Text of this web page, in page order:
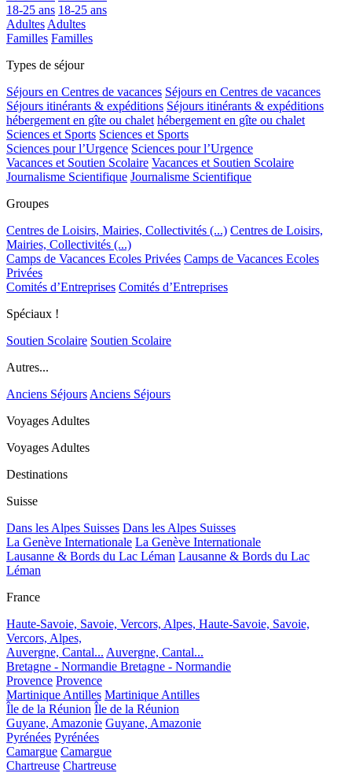
18-25 ans 18-25 ans
AdultesAdultes
Familles Familles
Types de séjour
Séjours en Centres de vacances Séjours en Centres de vacances
Séjours itinérants & expéditions Séjours itinérants & expéditions
hébergement en gîte ou chalet hébergement en gîte ou chalet
Sciences et Sports Sciences et Sports
Sciences pour l’Urgence Sciences pour l’Urgence
Vacances et Soutien Scolaire Vacances et Soutien Scolaire
Journalisme Scientifique Journalisme Scientifique
Groupes
Centres de Loisirs, Mairies, Collectivités (...) Centres de Loisirs,
Mairies, Collectivités (...)
Camps de Vacances Ecoles Privées Camps de Vacances Ecoles
Privées
Comités d’Entreprises Comités d’Entreprises
Spéciaux !
Soutien Scolaire Soutien Scolaire
Autres...
Anciens SéjoursAnciens Séjours
Voyages Adultes
Voyages Adultes
Destinations
Suisse
Dans les Alpes Suisses Dans les Alpes Suisses
La Genève Internationale La Genève Internationale
Lausanne & Bords du Lac Léman Lausanne & Bords du Lac
Léman
France
Haute-Savoie, Savoie, Vercors, Alpes, Haute-Savoie, Savoie,
Vercors, Alpes,
Auvergne, Cantal... Auvergne, Cantal...
Bretagne - Normandie Bretagne - Normandie
Provence Provence
Martinique Antilles Martinique Antilles
Île de la Réunion Île de la Réunion
Guyane, Amazonie Guyane, Amazonie
Pyrénées Pyrénées
Camargue Camargue
Chartreuse Chartreuse